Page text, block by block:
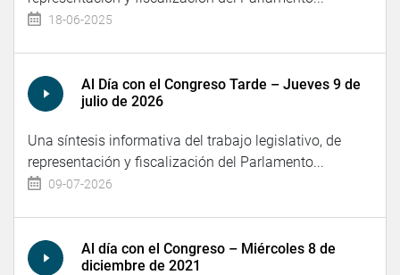
18-06-2025
Al Día con el Congreso Tarde – Jueves 9 de
julio de 2026
Una síntesis informativa del trabajo legislativo, de
representación y fiscalización del Parlamento...
09-07-2026
Al día con el Congreso – Miércoles 8 de
diciembre de 2021